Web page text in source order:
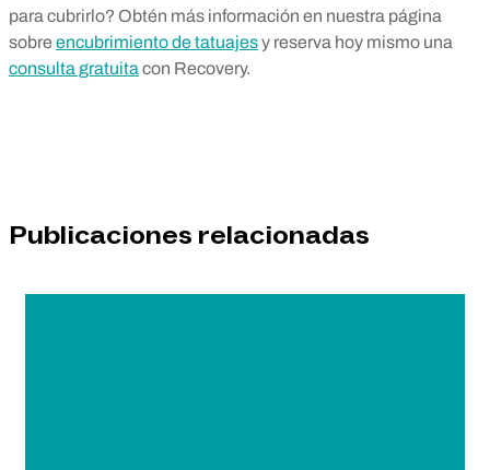
para cubrirlo? Obtén más información en nuestra página
sobre encubrimiento de tatuajesy reserva hoy mismo una
consulta gratuita con Recovery.
Publicaciones relacionadas